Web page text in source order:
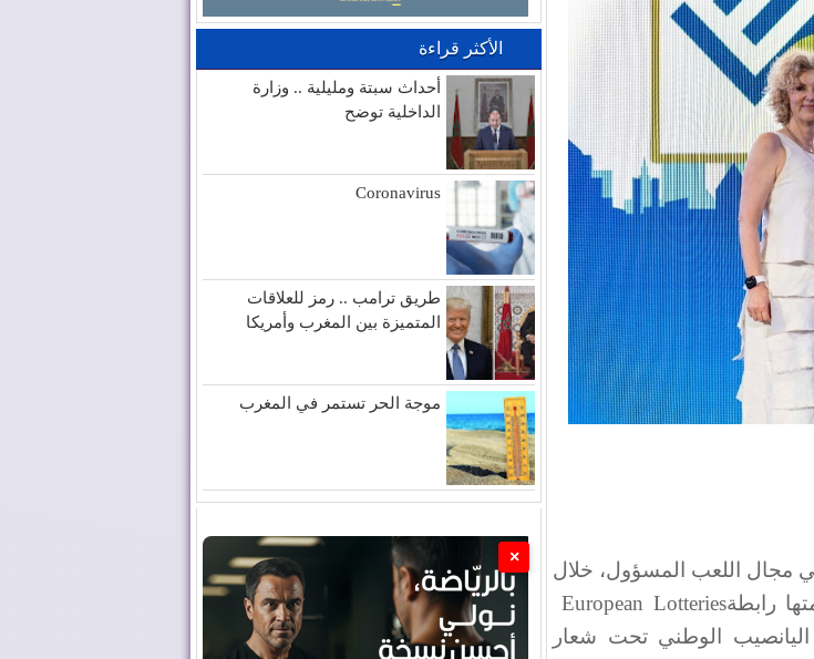
مجال اللعب المسؤول، خلال
رابطةEuropean Lotteries
الأكثر قراءة
أحداث سبتة ومليلية .. وزارة
الداخلية توضح
Coronavirus
طريق ترامب .. رمز للعلاقات
المتميزة بين المغرب وأمريكا
موجة الحر تستمر في المغرب
×